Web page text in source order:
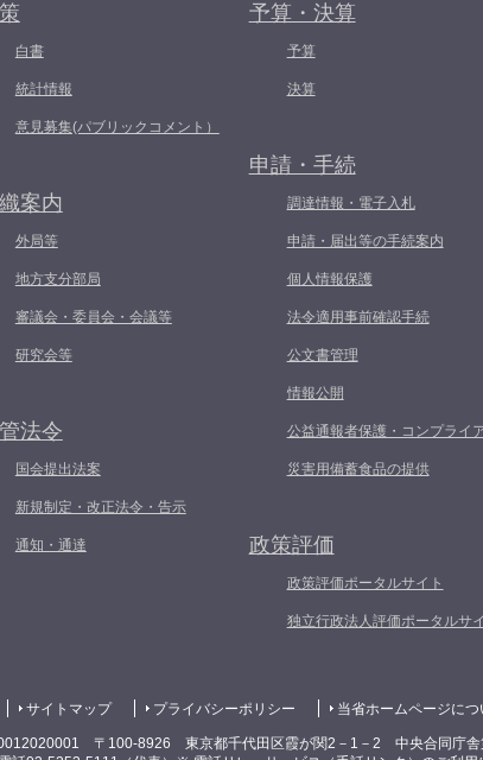
白書
統計情報
意見募集(パブリックコメント）
案内
外局等
地方支分部局
審議会・委員会・会議等
研究会等
法令
国会提出法案
新規制定・改正法令・告示
通知・通達
予算・決算
予算
決算
申請・手続
調達情報・電子入札
申請・届出等の手続案内
個人情報保護
法令適用事前確認手続
公文書管理
情報公開
公益通報者保護・コンプライ
災害用備蓄食品の提供
政策評価
政策評価ポータルサイト
独立行政法人評価ポータルサ
サイトマップ プライバシーポリシー 当省ホームページにつ
〒100-8926 東京都千代田区霞が関2－1－2 中央合同庁舎